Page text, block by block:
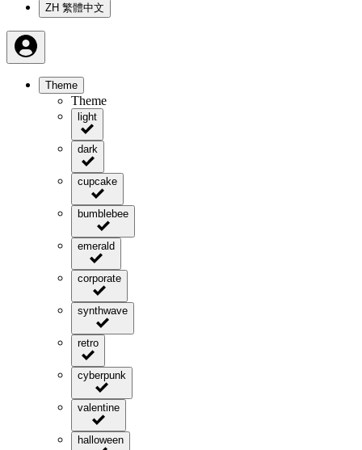
ZH 繁體中文
Theme
Theme
light
dark
cupcake
bumblebee
emerald
corporate
synthwave
retro
cyberpunk
valentine
halloween